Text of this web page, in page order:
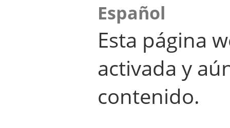
Español
Esta página
activada y
contenido.